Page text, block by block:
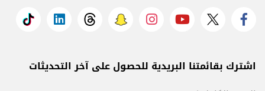
اشترك بقائمتنا البريدية للحصول على آخر التحديثات